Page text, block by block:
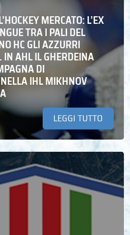
MERCATO: L’EX
TRA I PALI DEL
HC GLI AZZURRI
IN AHL IL GHERDEINA
DI
IHL MIKHNOV
LEGGI TUTTO